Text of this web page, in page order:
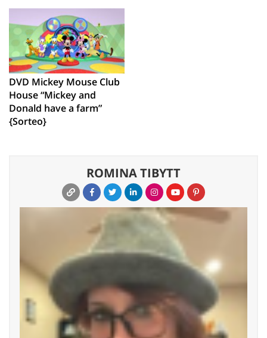
DVD Mickey Mouse Club
House “Mickey and
Donald have a farm”
{Sorteo}
ROMINA TIBYTT